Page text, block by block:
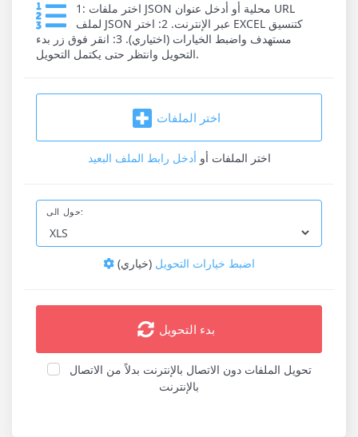
1: اختر ملفات JSON محلية أو أدخل عنوان URL
لملف JSON عبر الإنترنت. 2: اختر EXCEL كتنسيق
مستهدف واضبط الخيارات (اختياري). 3: انقر فوق زر بدء
التحويل وانتظر حتى يكتمل التحويل.
اختر الملفات
اختر الملفات أو أدخل رابط الملف البعيد
حول الى:
اضبط خيارات التحويل (خياري)
بدء التحويل
تحويل الملفات دون الاتصال بالإنترنت بدلاً من الاتصال
بالإنترنت